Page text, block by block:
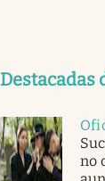
Destacadas
no